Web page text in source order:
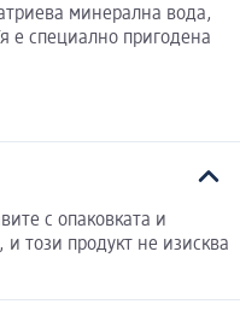
минерална вода,
е специално пригодена
с опаковката и
този продукт не изисква